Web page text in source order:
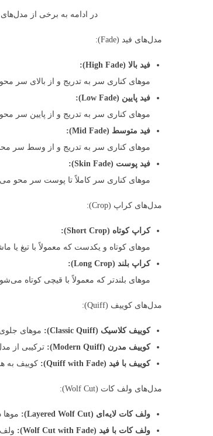
در ادامه به برخی از
مدل‌های فید (Fade):
فید بالا (High Fade):
موهای کناری سر به تدریج و از بالای سر
فید پایین (Low Fade):
موهای کناری سر به تدریج و از پایین سر
فید متوسط (Mid Fade):
موهای کناری سر به تدریج و از وسط سر
فید پوست (Skin Fade):
موهای کناری سر کاملاً تا پوست سر محو
مدل‌های کراپ (Crop):
کراپ کوتاه (Short Crop):
موهای کوتاه و یکدست که معمولاً با تیغ یا
کراپ بلند (Long Crop):
موهای بلندتر که معمولاً با قیچی کوتاه
مدل‌های کوییف (Quiff):
کوییف کلاسیک (Classic Quiff):
موهای
کوییف مدرن (Modern Quiff):
ترکیبی از
کوییف با فید (Quiff with Fade):
کوییف به
مدل‌های ولف کات (Wolf Cut):
ولف کات لایه‌ای (Layered Wolf Cut):
موها
ولف کات با فید (Wolf Cut with Fade):
ولف